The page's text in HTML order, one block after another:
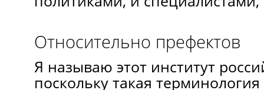
Относительно префектов
Я называю этот институт
поскольку такая